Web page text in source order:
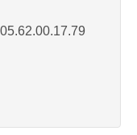
05.62.00.17.79